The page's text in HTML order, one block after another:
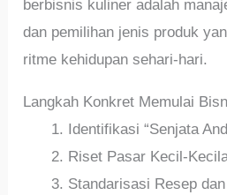
berbisnis kuliner adalah
dan pemilihan jenis produk
ritme kehidupan sehari-hari.
Langkah Konkret Memulai
Identifikasi “Senjata
Riset Pasar Kecil-
Standarisasi Resep